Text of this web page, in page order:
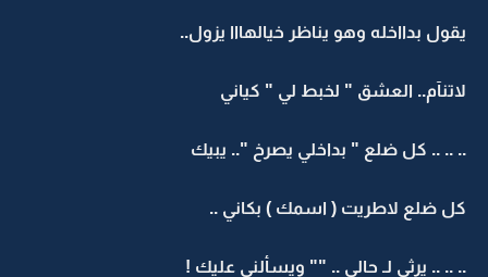
يقول بدااخله وهو يناظر خيالهااا يزول..
لاتنآم.. العشق " لخبط لي " كياني
.. .. .. كل ضلع " بداخلي يصرخ ".. يبيك
كل ضلع لاطريت ( اسمك ) بكاني ..
.. .. .. يرثي لـ حالي .. "" ويسألني عليك !